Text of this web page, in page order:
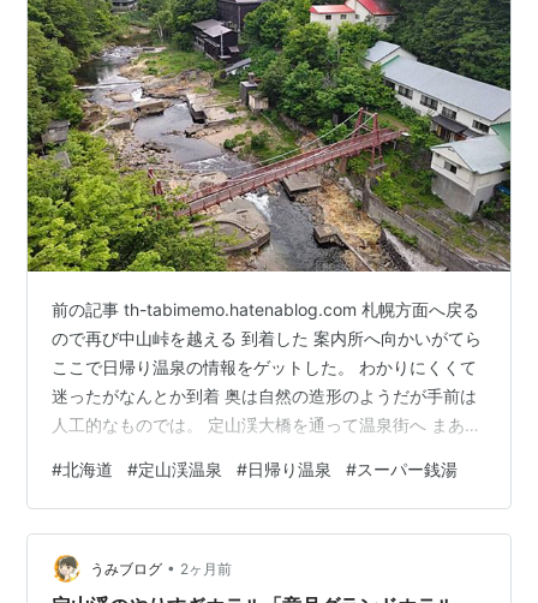
前の記事 th-tabimemo.hatenablog.com 札幌方面へ戻る
ので再び中山峠を越える 到着した 案内所へ向かいがてら
ここで日帰り温泉の情報をゲットした。 わかりにくくて
迷ったがなんとか到着 奥は自然の造形のようだが手前は
人工的なものでは。 定山渓大橋を通って温泉街へ まあ、
い 散策する 気温が高いので結構汗だくで上っている
で、いわゆるスーパー銭湯的な施設に入る。もちろん温
泉である。 ゆっくりお湯につかった後は夕食である、コ
ミックスを読みつつ、その後長時間ウダウダした。二階
の大広間は20:30まで居られる。なお、壁にコンセ…
#北海道 #定山渓温泉 #日帰り温泉 #スーパー銭湯
うみブログ • 2ヶ月前